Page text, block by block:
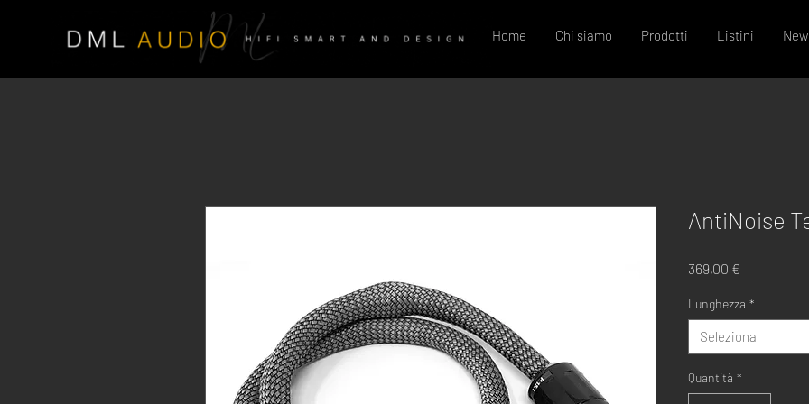
Home Chi siamo Prodotti Listini
AntiNoise
369,00 €
Lunghezza *
Seleziona
Quantità *